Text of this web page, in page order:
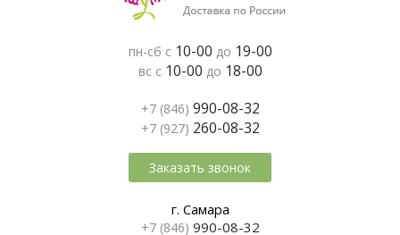
пн-сб с 10-00 до 19-00
вс с 10-00 до 18-00
+7 (846) 990-08-32
+7 (927) 260-08-32
Заказать звонок
г. Самара
+7 (846) 990-08-32